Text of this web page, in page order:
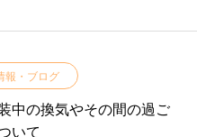
報・ブログ
中の換気やその間の過ご
いて